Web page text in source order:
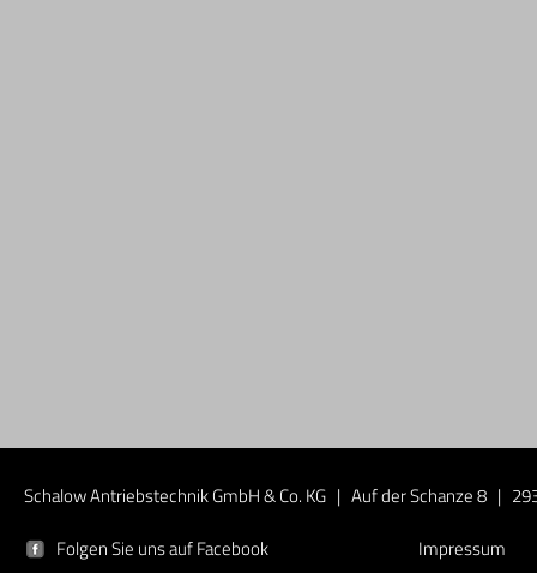
Schalow Antriebstechnik GmbH & Co. KG | Auf der Schanze 8 |
Folgen Sie uns auf Facebook Impressum